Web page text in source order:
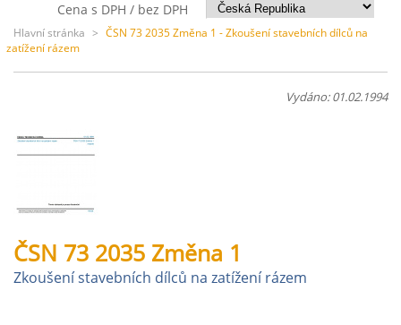
Cena s DPH / bez DPH
Hlavní stránka > ČSN 73 2035 Změna 1 - Zkoušení stavebních dílců na
zatížení rázem
Vydáno: 01.02.1994
ČSN 73 2035 Změna 1
Zkoušení stavebních dílců na zatížení rázem